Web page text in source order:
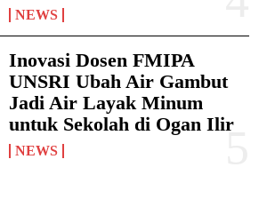
NEWS
Inovasi Dosen FMIPA
UNSRI Ubah Air Gambut
Jadi Air Layak Minum
untuk Sekolah di Ogan Ilir
NEWS